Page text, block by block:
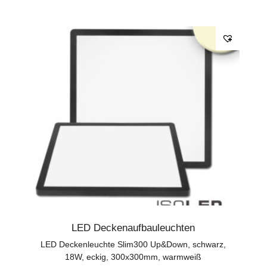
LED Deckenaufbauleuchten
LED Deckenleuchte Slim300 Up&Down, schwarz,
18W, eckig, 300x300mm, warmweiß